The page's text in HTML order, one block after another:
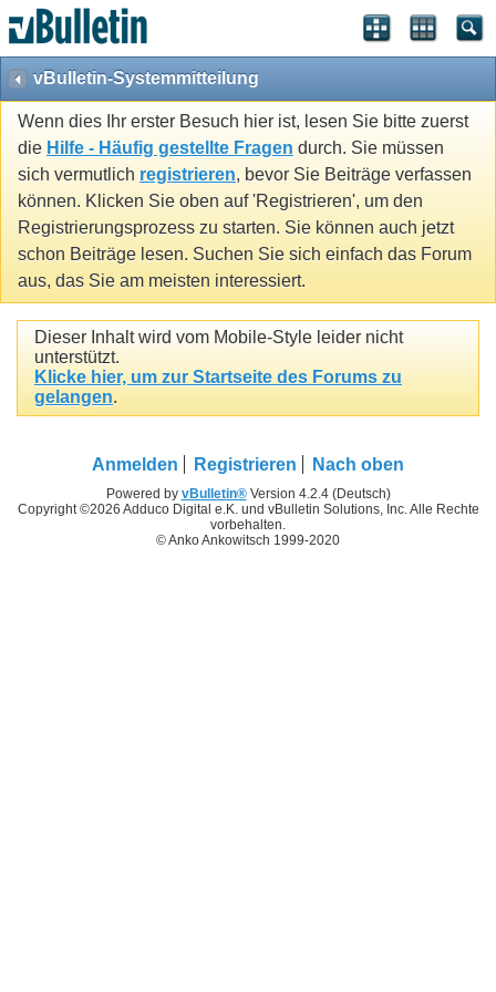
vBulletin-Systemmitteilung
Wenn dies Ihr erster Besuch hier ist, lesen Sie bitte zuerst
die Hilfe - Häufig gestellte Fragen durch. Sie müssen
sich vermutlich registrieren, bevor Sie Beiträge verfassen
können. Klicken Sie oben auf 'Registrieren', um den
Registrierungsprozess zu starten. Sie können auch jetzt
schon Beiträge lesen. Suchen Sie sich einfach das Forum
aus, das Sie am meisten interessiert.
Dieser Inhalt wird vom Mobile-Style leider nicht
unterstützt.
Klicke hier, um zur Startseite des Forums zu
gelangen.
Anmelden Registrieren Nach oben
Powered by vBulletin®Version 4.2.4 (Deutsch)
Copyright ©2026 Adduco Digital e.K. und vBulletin Solutions, Inc. Alle Rechte
vorbehalten.
© Anko Ankowitsch 1999-2020